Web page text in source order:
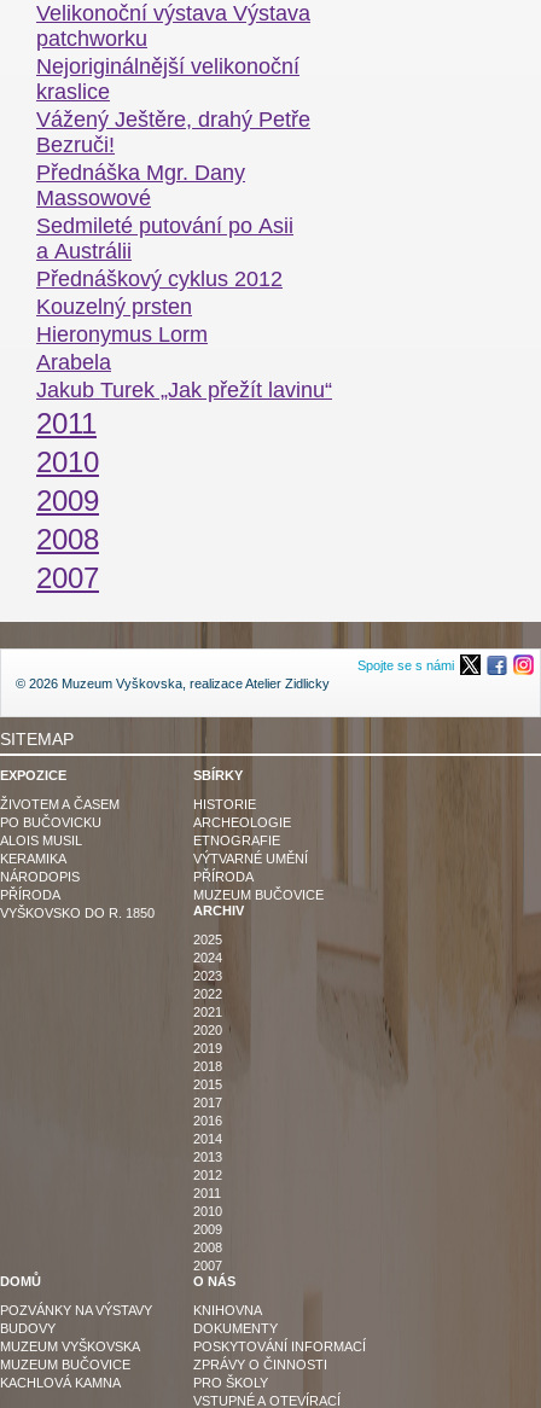
Velikonoční výstava Výstava
patchworku
Nejoriginálnější velikonoční
kraslice
Vážený Ještěre, drahý Petře
Bezruči!
Přednáška Mgr. Dany
Massowové
Sedmileté putování po Asii
a Austrálii
Přednáškový cyklus 2012
Kouzelný prsten
Hieronymus Lorm
Arabela
Jakub Turek „Jak přežít lavinu“
2011
2010
2009
2008
2007
© 2026 Muzeum Vyškovska, realizaceAtelier Zidlicky
Spojte se s námi
SITEMAP
EXPOZICE
ŽIVOTEM A ČASEM
PO BUČOVICKU
ALOIS MUSIL
KERAMIKA
NÁRODOPIS
PŘÍRODA
VYŠKOVSKO DO R. 1850
SBÍRKY
HISTORIE
ARCHEOLOGIE
ETNOGRAFIE
VÝTVARNÉ UMĚNÍ
PŘÍRODA
MUZEUM BUČOVICE
ARCHIV
2025
2024
2023
2022
2021
2020
2019
2018
2015
2017
2016
2014
2013
2012
2011
2010
2009
2008
2007
DOMŮ
POZVÁNKY NA VÝSTAVY
BUDOVY
MUZEUM VYŠKOVSKA
MUZEUM BUČOVICE
KACHLOVÁ KAMNA
O NÁS
KNIHOVNA
DOKUMENTY
POSKYTOVÁNÍ INFORMACÍ
ZPRÁVY O ČINNOSTI
PRO ŠKOLY
VSTUPNÉ A OTEVÍRACÍ